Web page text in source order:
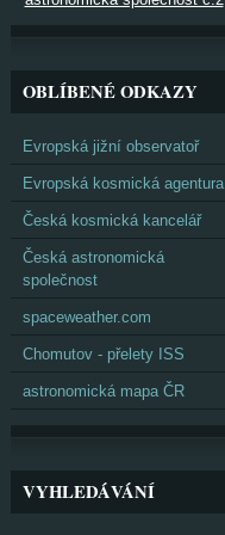
OBLÍBENÉ ODKAZY
Evropská jižní observatoř
Evropská kosmická agentura
Česká kosmická kancelář
Česká astronomická
společnost
spaceweather.com
Chomutov - přelety ISS
astronomická mapa ČR
VYHLEDÁVÁNÍ